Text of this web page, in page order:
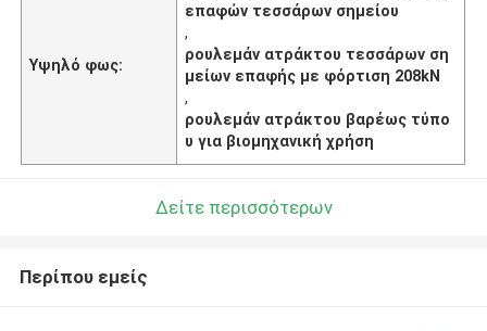
Υψηλό φως:
επαφών τεσσάρων σημείου
,
ρουλεμάν ατράκτου τεσσάρων ση
μείων επαφής με φόρτιση 208kN
,
ρουλεμάν ατράκτου βαρέως τύπο
υ για βιομηχανική χρήση
Δείτε περισσότερων
Περίπου εμείς